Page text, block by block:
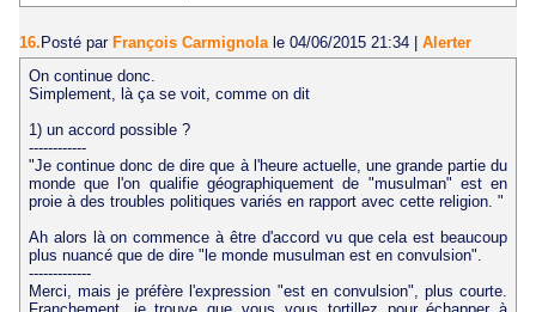
16. Posté par François Carmignola le 04/06/2015 21:34
Alerter
On continue donc.
Simplement, là ça se voit, comme on dit
1) un accord possible ?
------------
"Je continue donc de dire que à l'heure actuelle, une grande partie du
monde que l'on qualifie géographiquement de "musulman" est en
proie à des troubles politiques variés en rapport avec cette religion. "
Ah alors là on commence à être d'accord vu que cela est beaucoup
plus nuancé que de dire "le monde musulman est en convulsion".
-------------
Merci, mais je préfère l'expression "est en convulsion", plus courte.